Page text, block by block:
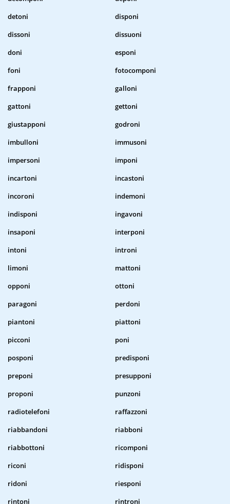
detoni
disponi
dissoni
dissuoni
doni
esponi
foni
fotocomponi
frapponi
galloni
gattoni
gettoni
giustapponi
godroni
imbulloni
immusoni
impersoni
imponi
incartoni
incastoni
incoroni
indemoni
indisponi
ingavoni
insaponi
interponi
intoni
introni
limoni
mattoni
opponi
ottoni
paragoni
perdoni
piantoni
piattoni
picconi
poni
posponi
predisponi
preponi
presupponi
proponi
punzoni
radiotelefoni
raffazzoni
riabbandoni
riabboni
riabbottoni
ricomponi
riconi
ridisponi
ridoni
riesponi
rintoni
rintroni